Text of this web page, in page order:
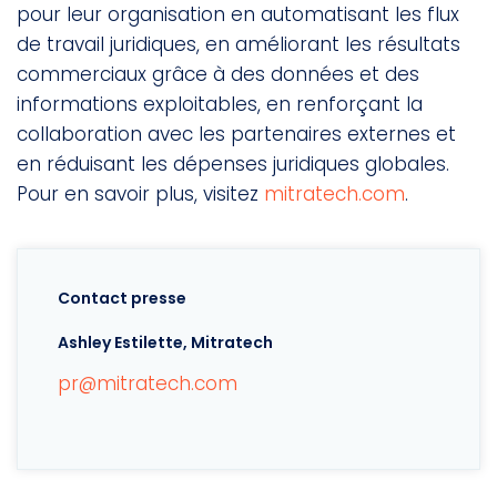
pour leur organisation en automatisant les flux
de travail juridiques, en améliorant les résultats
commerciaux grâce à des données et des
informations exploitables, en renforçant la
collaboration avec les partenaires externes et
en réduisant les dépenses juridiques globales.
Pour en savoir plus, visitez mitratech.com.
Contact presse
Ashley Estilette, Mitratech
pr@mitratech.com